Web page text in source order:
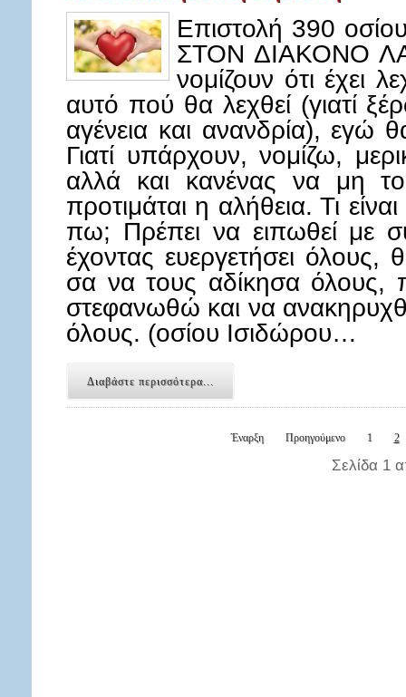
Επιστολή 390
ΣΤΟΝ ΔΙΑΚΟΝΟ
νομίζουν ότι έχει
αυτό πού θα λεχθεί (γιατί
αγένεια και ανανδρία),
Γιατί υπάρχουν, νομίζω,
αλλά και κανένας να μη
προτιμάται η αλήθεια. Τι
πω; Πρέπει να ειπωθεί με
έχοντας ευεργετήσει
σα να τους αδίκησα όλους,
στεφανωθώ και να
όλους. (οσίου Ισιδώρου…
Διαβάστε περισσότερα...
Έναρξη Προηγούμενο 1 2
Σελίδα 1